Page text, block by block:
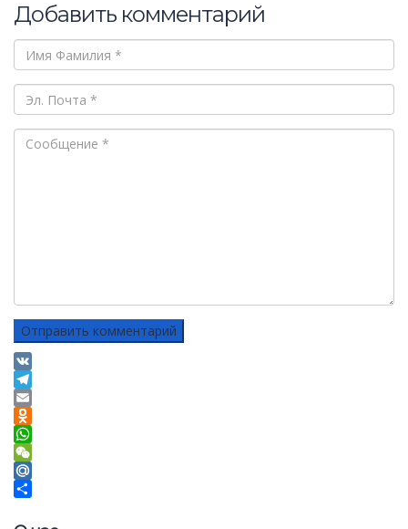
Добавить комментарий
VK
Telegram
Email
Odnoklassniki
WhatsApp
WeChat
Mail.Ru